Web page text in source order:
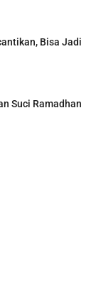
Bisa Jadi
Suci Ramadhan